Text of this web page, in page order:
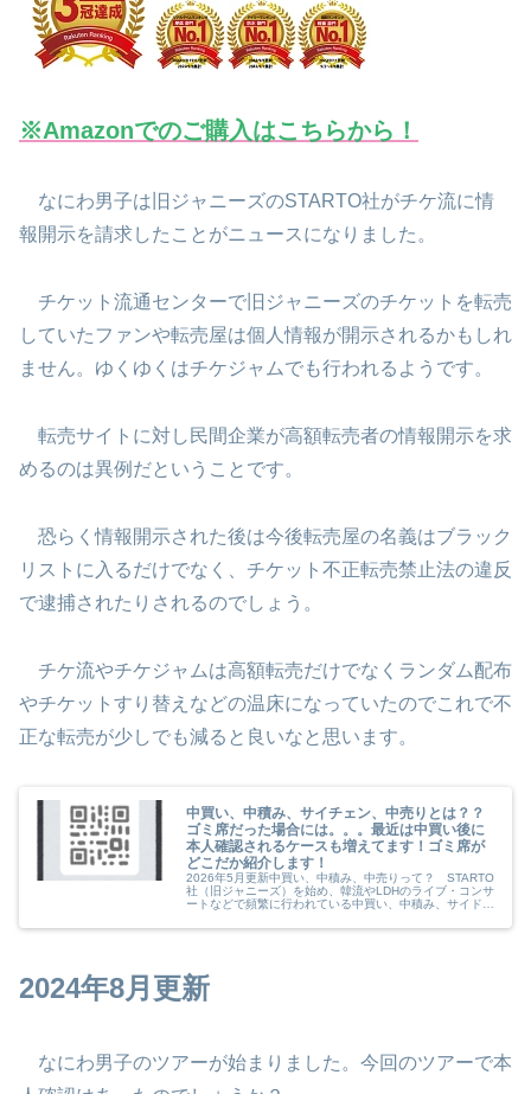
※Amazonでのご購入はこちらから！
なにわ男子は旧ジャニーズのSTARTO社がチケ流に情
報開示を請求したことがニュースになりました。
チケット流通センターで旧ジャニーズのチケットを転売
していたファンや転売屋は個人情報が開示されるかもしれ
ません。ゆくゆくはチケジャムでも行われるようです。
転売サイトに対し民間企業が高額転売者の情報開示を求
めるのは異例だということです。
恐らく情報開示された後は今後転売屋の名義はブラック
リストに入るだけでなく、チケット不正転売禁止法の違反
で逮捕されたりされるのでしょう。
チケ流やチケジャムは高額転売だけでなくランダム配布
やチケットすり替えなどの温床になっていたのでこれで不
正な転売が少しでも減ると良いなと思います。
中買い、中積み、サイチェン、中売りとは？？
ゴミ席だった場合には。。。最近は中買い後に
本人確認されるケースも増えてます！ゴミ席が
どこだか紹介します！
2026年5月更新中買い、中積み、中売りって？ STARTO
社（旧ジャニーズ）を始め、韓流やLDHのライブ・コンサ
ートなどで頻繁に行われている中買い、中積み、サイドチ
最近は電子チケットが一...
2024年8月更新
なにわ男子のツアーが始まりました。今回のツアーで本